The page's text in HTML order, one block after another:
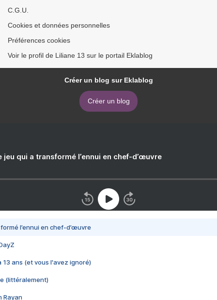
C.G.U.
Cookies et données personnelles
Préférences cookies
Voir le profil de Liliane 13 sur le portail Eklablog
Créer un blog sur Eklablog
Créer un blog
jeu qui a transformé l’ennui en chef-d’œuvre
l’ennui en chef-d’œuvre
13 ans (et vous l'avez ignoré)
(littéralement)
Rayan